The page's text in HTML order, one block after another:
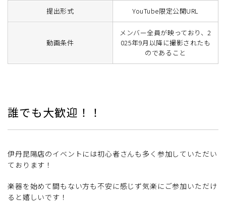
提出形式 YouTube限定公開URL
動画条件
メンバー全員が映っており、2
025年9月以降に撮影されたも
のであること
誰でも大歓迎！！
伊丹昆陽店のイベントには初心者さんも多く参加していただい
ております！
楽器を始めて間もない方も不安に感じず気楽にご参加いただけ
ると嬉しいです！